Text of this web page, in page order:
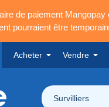
de paiement
pourraient être
Acheter Vendre
Survilliers